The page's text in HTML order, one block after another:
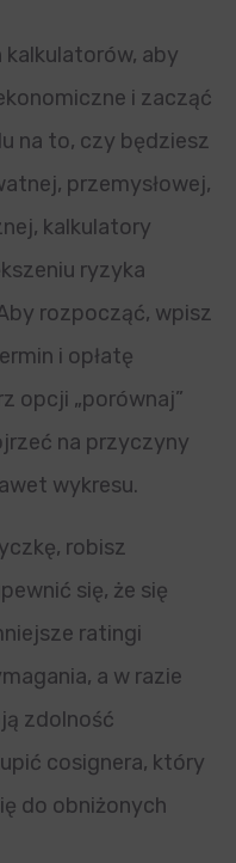
aby
i zacząć
na to, czy będziesz
przemysłowej,
kalkulatory
ryzyka
rozpocząć, wpisz
i opłatę
opcji „porównaj”
na przyczyny
wykresu.
robisz
się, że się
ratingi
a w razie
zdolność
cosignera, który
do obniżonych